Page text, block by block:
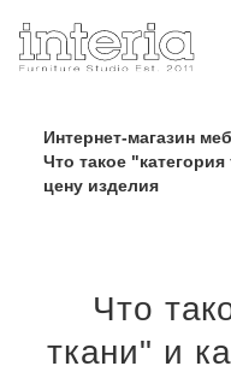
Интернет-магазин
Что такое
цену изделия
Что
ткани" и